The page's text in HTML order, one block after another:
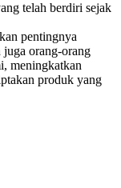
telah berdiri sejak
pentingnya
juga orang-orang
meningkatkan
produk yang